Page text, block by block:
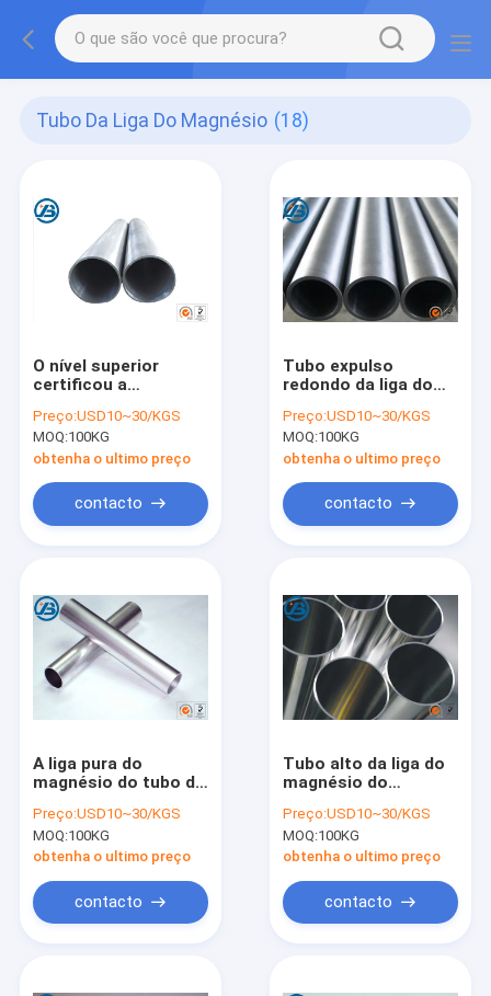
Tubo Da Liga Do Magnésio (18)
O nível superior
certificou a
magnésio/magnésio
mínimo do tubo AZ31
AZ91 95%
Preço:USD10~30/KGS
MOQ:100KG
obtenha o ultimo preço
contacto
Tubo expulso
redondo da liga do
interno sem
falha/escória/furo
Preço:USD10~30/KGS
MOQ:100KG
obtenha o ultimo preço
contacto
A liga pura do
magnésio do tubo da
expulsou padrão do
tubo ASTM
Preço:USD10~30/KGS
MOQ:100KG
obtenha o ultimo preço
contacto
Tubo alto da liga do
magnésio do
AZ31B para o
equipamento médico
Preço:USD10~30/KGS
MOQ:100KG
obtenha o ultimo preço
contacto